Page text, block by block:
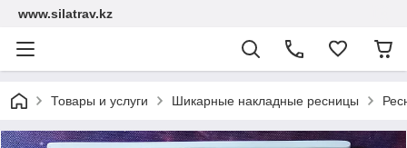
www.silatrav.kz
Товары и услуги Шикарные накладные ресницы